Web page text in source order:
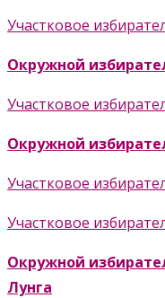
Участковое
Окружной
Участковое
Окружной
Участковое
Участковое
Окружной
Лунга